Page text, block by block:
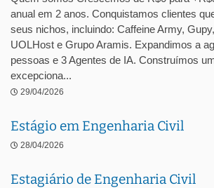
anual em 2 anos. Conquistamos clientes
seus nichos, incluindo: Caffeine Army,
UOLHost e Grupo Aramis. Expandimos a
pessoas e 3 Agentes de IA. Construímos
excepciona...
29/04/2026
Estágio em Engenharia Civil
28/04/2026
Estagiário de Engenharia Civil